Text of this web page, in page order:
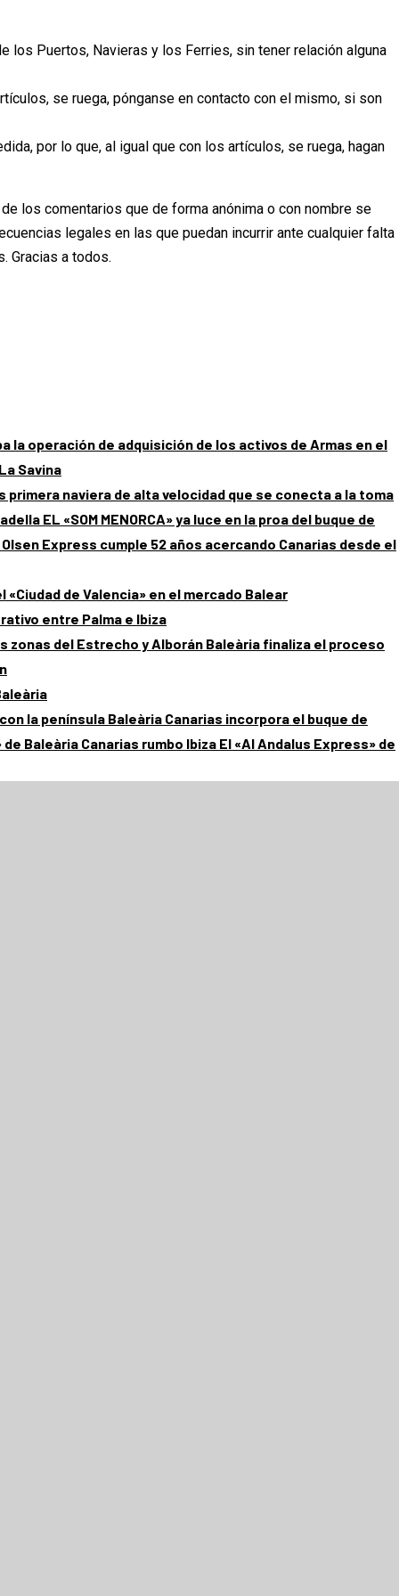
los Puertos, Navieras y los Ferries, sin tener relación alguna
se ruega, pónganse en contacto con el mismo, si son
por lo que, al igual que con los artículos, se ruega, hagan
los comentarios que de forma anónima o con nombre se
legales en las que puedan incurrir ante cualquier falta
Gracias a todos.
la operación de adquisición de los activos de Armas en el
Savina
primera naviera de alta velocidad que se conecta a la toma
EL «SOM MENORCA» ya luce en la proa del buque de
Express cumple 52 años acercando Canarias desde el
de Valencia» en el mercado Balear
entre Palma e Ibiza
Baleària finaliza el proceso
Baleària Canarias incorpora el buque de
El «Al Andalus Express» de